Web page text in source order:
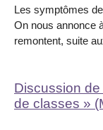
Les symptômes
On nous annonce
remontent, suite
Discussion de
de classes »